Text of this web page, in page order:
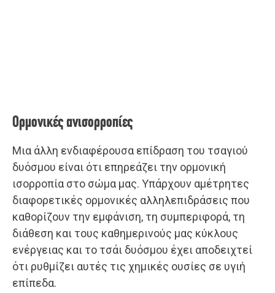
Ορμονικές ανισορροπίες
Μια άλλη ενδιαφέρουσα επίδραση του τσαγιού
δυόσμου είναι ότι επηρεάζει την ορμονική
ισορροπία στο σώμα μας. Υπάρχουν αμέτρητες
διαφορετικές ορμονικές αλληλεπιδράσεις που
καθορίζουν την εμφάνιση, τη συμπεριφορά, τη
διάθεση και τους καθημερινούς μας κύκλους
ενέργειας και το τσάι δυόσμου έχει αποδειχτεί
ότι ρυθμίζει αυτές τις χημικές ουσίες σε υγιή
επίπεδα.